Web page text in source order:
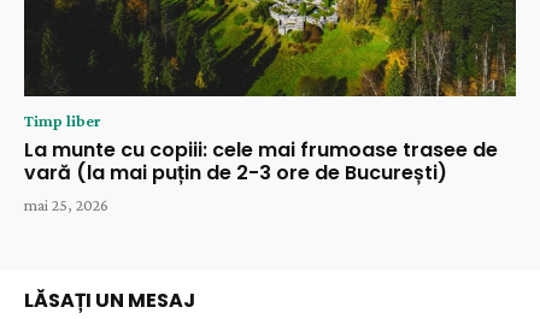
Timp liber
La munte cu copiii: cele mai frumoase trasee de
vară (la mai puțin de 2-3 ore de București)
mai 25, 2026
LĂSAȚI UN MESAJ